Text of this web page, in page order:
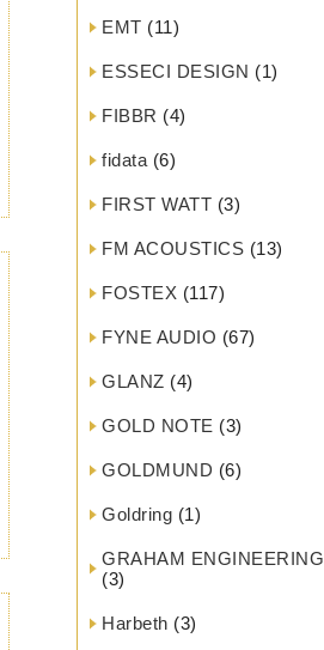
EMT (11)
ESSECI DESIGN (1)
FIBBR (4)
fidata (6)
FIRST WATT (3)
FM ACOUSTICS (13)
FOSTEX (117)
FYNE AUDIO (67)
GLANZ (4)
GOLD NOTE (3)
GOLDMUND (6)
Goldring (1)
GRAHAM ENGINEERING
(3)
Harbeth (3)